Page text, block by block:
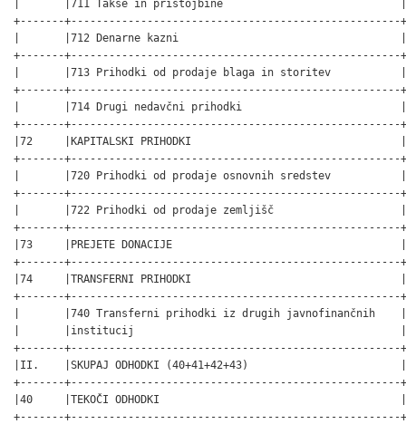
|       |711 Takse in pristojbine
+-------+----------------------------------------------------
|       |712 Denarne kazni
+-------+----------------------------------------------------
|       |713 Prihodki od prodaje blaga in storitev
+-------+----------------------------------------------------
|       |714 Drugi nedavčni prihodki
+-------+----------------------------------------------------
|72     |KAPITALSKI PRIHODKI
+-------+----------------------------------------------------
|       |720 Prihodki od prodaje osnovnih sredstev
+-------+----------------------------------------------------
|       |722 Prihodki od prodaje zemljišč
+-------+----------------------------------------------------
|73     |PREJETE DONACIJE
+-------+----------------------------------------------------
|74     |TRANSFERNI PRIHODKI
+-------+----------------------------------------------------
|       |740 Transferni prihodki iz drugih javnofinančnih
|       |institucij
+-------+----------------------------------------------------
|II.    |SKUPAJ ODHODKI (40+41+42+43)
+-------+----------------------------------------------------
|40     |TEKOČI ODHODKI
+-------+----------------------------------------------------